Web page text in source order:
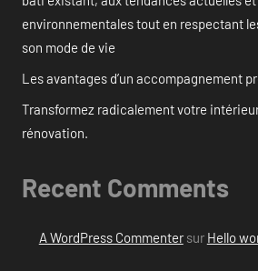
environnementales tout en respectant
son mode de vie
Les avantages d’un accompagnement
Transformez radicalement votre
rénovation.
Recent Comments
A WordPress Commentersur Hello